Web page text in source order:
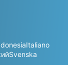
Italiano
Svenska